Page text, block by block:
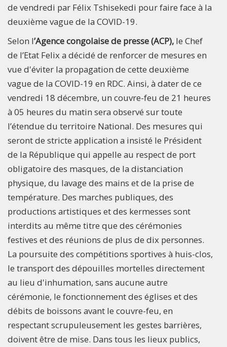
de vendredi par Félix Tshisekedi pour faire face à la
deuxième vague de la COVID-19.
Selon l’Agence congolaise de presse (ACP), le Chef
de l’Etat Felix a décidé de renforcer de mesures en
vue d'éviter la propagation de cette deuxième
vague de la COVID-19 en RDC. Ainsi, à dater de ce
vendredi 18 décembre, un couvre-feu de 21 heures
à 05 heures du matin sera observé sur toute
l’étendue du territoire National. Des mesures qui
seront de stricte application a insisté le Président
de la République qui appelle au respect de port
obligatoire des masques, de la distanciation
physique, du lavage des mains et de la prise de
température. Des marches publiques, des
productions artistiques et des kermesses sont
interdits au même titre que des cérémonies
festives et des réunions de plus de dix personnes.
La poursuite des compétitions sportives à huis-clos,
le transport des dépouilles mortelles directement
au lieu d'inhumation, sans aucune autre
cérémonie, le fonctionnement des églises et des
débits de boissons avant le couvre-feu, en
respectant scrupuleusement les gestes barrières,
doivent être de mise. Dans tous les lieux publics,